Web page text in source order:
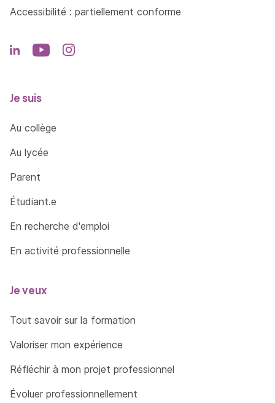
Accessibilité : partiellement conforme
Je suis
Au collège
Au lycée
Parent
Étudiant.e
En recherche d'emploi
En activité professionnelle
Je veux
Tout savoir sur la formation
Valoriser mon expérience
Réfléchir à mon projet professionnel
Évoluer professionnellement